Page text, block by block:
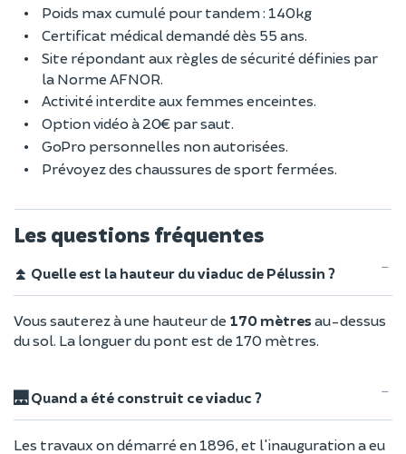
Poids max cumulé pour tandem : 140kg
Certificat médical demandé dès 55 ans.
Site répondant aux règles de sécurité définies par
la Norme AFNOR.
Activité interdite aux femmes enceintes.
Option vidéo à 20€ par saut.
GoPro personnelles non autorisées.
Prévoyez des chaussures de sport fermées.
Les questions fréquentes
⏫ Quelle est la hauteur du viaduc de Pélussin ?
Vous sauterez à une hauteur de 170 mètresau-dessus
du sol. La longuer du pont est de 170 mètres.
🌉 Quand a été construit ce viaduc ?
Les travaux on démarré en 1896, et l'inauguration a eu